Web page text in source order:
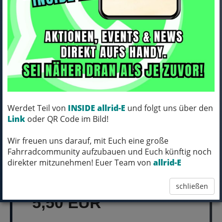
Werdet Teil von INSIDE allrid-E und folgt uns über den
Link oder QR Code im Bild!
Wir freuen uns darauf, mit Euch eine große
Fahrradcommunity aufzubauen und Euch künftig noch
direkter mitzunehmen! Euer Team von allrid-E
schließen
ORTLIEB Schrauben-Set
Art.Nr. e205
Farbe: grey
MICH KANNST DU BESTELLEN - MIT
ABHOLUNG IN NORTORF!
5,50 EUR